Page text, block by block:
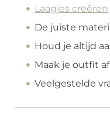
Laagjes creëren
De juiste
Houd je altijd
Maak je outfit
Veelgestelde